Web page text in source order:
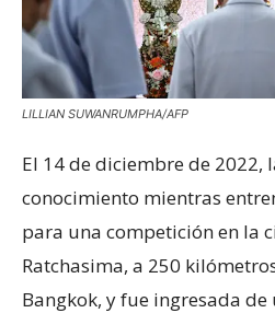
LILLIAN SUWANRUMPHA/AFP
El 14 de diciembre de 2022,
conocimiento mientras
para una competición en la
Ratchasima, a 250
Bangkok, y fue ingresada